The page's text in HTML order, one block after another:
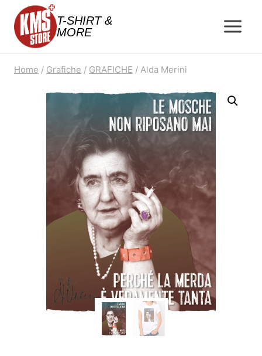
Salta
contenuto
T-SHIRT &
MORE
Home / Grafiche / GRAFICHE / Alda Merini